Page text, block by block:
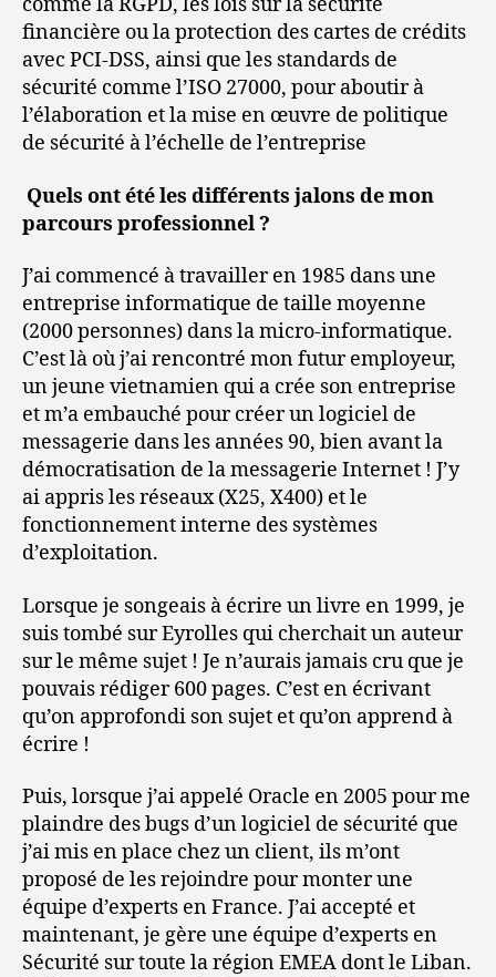
financière ou la protection des cartes de crédits
avec PCI-DSS, ainsi que les standards de
sécurité comme l’ISO 27000, pour aboutir à
l’élaboration et la mise en œuvre de politique
de sécurité à l’échelle de l’entreprise
Quels ont été les différents jalons de mon
parcours professionnel ?
J’ai commencé à travailler en 1985 dans une
entreprise informatique de taille moyenne
(2000 personnes) dans la micro-informatique.
C’est là où j’ai rencontré mon futur employeur,
un jeune vietnamien qui a crée son entreprise
et m’a embauché pour créer un logiciel de
messagerie dans les années 90, bien avant la
démocratisation de la messagerie Internet ! J’y
ai appris les réseaux (X25, X400) et le
fonctionnement interne des systèmes
d’exploitation.
Lorsque je songeais à écrire un livre en 1999, je
suis tombé sur Eyrolles qui cherchait un auteur
sur le même sujet ! Je n’aurais jamais cru que je
pouvais rédiger 600 pages. C’est en écrivant
qu’on approfondi son sujet et qu’on apprend à
écrire !
Puis, lorsque j’ai appelé Oracle en 2005 pour me
plaindre des bugs d’un logiciel de sécurité que
j’ai mis en place chez un client, ils m’ont
proposé de les rejoindre pour monter une
équipe d’experts en France. J’ai accepté et
maintenant, je gère une équipe d’experts en
Sécurité sur toute la région EMEA dont le Liban.